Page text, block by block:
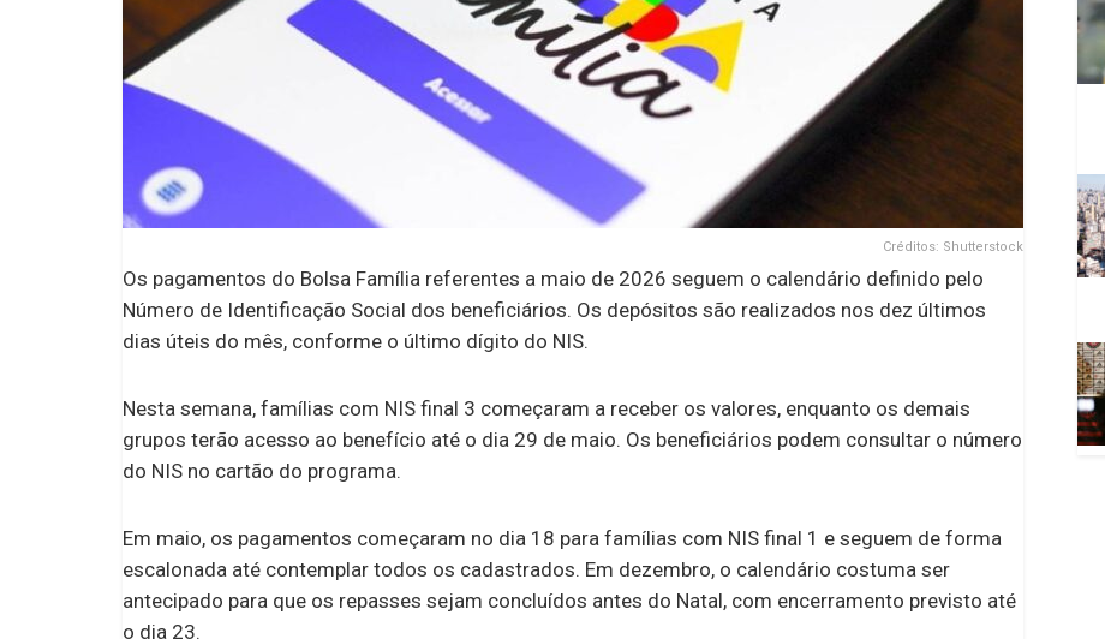
Créditos: Shutterstock
Os pagamentos do Bolsa Família referentes a maio de 2026 seguem o calendário definido pelo
Número de Identificação Social dos beneficiários. Os depósitos são realizados nos dez últimos
dias úteis do mês, conforme o último dígito do NIS.
Nesta semana, famílias com NIS final 3 começaram a receber os valores, enquanto os demais
grupos terão acesso ao benefício até o dia 29 de maio. Os beneficiários podem consultar o número
do NIS no cartão do programa.
Em maio, os pagamentos começaram no dia 18 para famílias com NIS final 1 e seguem de forma
escalonada até contemplar todos os cadastrados. Em dezembro, o calendário costuma ser
antecipado para que os repasses sejam concluídos antes do Natal, com encerramento previsto até
o dia 23.